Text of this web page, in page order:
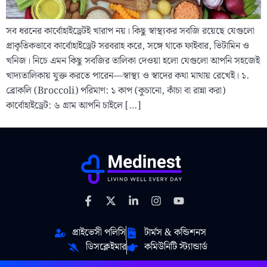
সব ধরনের কার্বোহাইড্রেটই খারাপ নয়। কিছু স্বাস্থ্যকর সবজি রয়েছে যেগুলো
প্রাকৃতিকভাবে কার্বোহাইড্রেট সরবরাহ করে, সঙ্গে থাকে ফাইবার, ভিটামিন ও
খনিজ। নিচে এমন কিছু সবজির তালিকা দেওয়া হলো যেগুলো আপনি সহজেই
খাদ্যতালিকায় যুক্ত করতে পারেন—স্বাস্থ্য ও স্বাদের কথা মাথায় রেখেই। ১.
ব্রোকলি (Broccoli) পরিমাণ: ১ কাপ (কুচানো, কাঁচা বা রান্না করা)
কার্বোহাইড্রেট: ৬ গ্রাম আপনি চাইলে […]
প্রাইভেসী পলিসি
টার্মস & কন্ডিশনস
ডিসক্লেইমার
কমিউনিটি স্ট্যান্ডার্ড